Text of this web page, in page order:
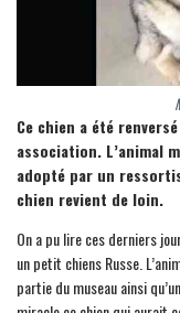
Ce chien a été
association. L’animal
adopté par un
chien revient de loin.
On a pu lire ces derniers
un petit chiens Russe.
partie du museau ainsi